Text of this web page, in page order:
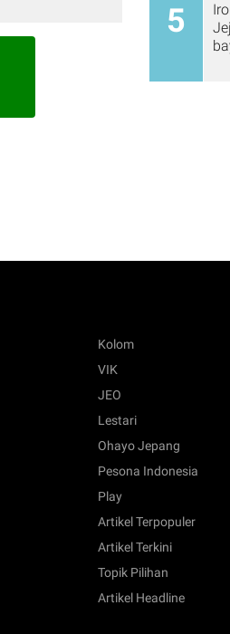
5
Kolom
VIK
JEO
Lestari
Ohayo Jepang
Pesona Indonesia
Play
Artikel Terpopuler
Artikel Terkini
Topik Pilihan
Artikel Headline